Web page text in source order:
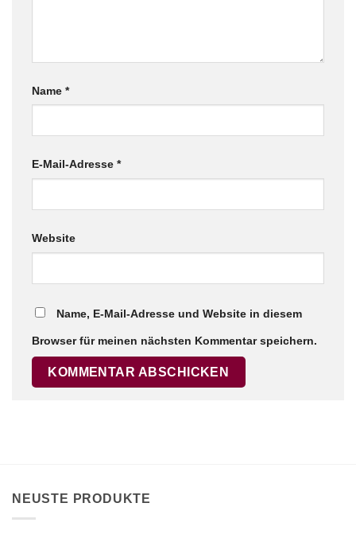
Name *
E-Mail-Adresse *
Website
Name, E-Mail-Adresse und Website in diesem
Browser für meinen nächsten Kommentar speichern.
NEUSTE PRODUKTE
Chat Support